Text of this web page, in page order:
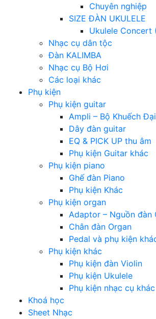
Chuyên nghiệp
SIZE ĐÀN UKULELE
Ukulele Concert
Nhạc cụ dân tộc
Đàn KALIMBA
Nhạc cụ Bộ Hơi
Các loại khác
Phụ kiện
Phụ kiện guitar
Ampli – Bộ Khuếch
Dây đàn guitar
EQ & PICK UP thu âm
Phụ kiện Guitar khác
Phụ kiện piano
Ghế đàn Piano
Phụ kiện Khác
Phụ kiện organ
Adaptor – Nguồn đàn
Chân đàn Organ
Pedal và phụ kiện
Phụ kiện khác
Phụ kiện đàn Violin
Phụ kiện Ukulele
Phụ kiện nhạc cụ khác
Khoá học
Sheet Nhạc